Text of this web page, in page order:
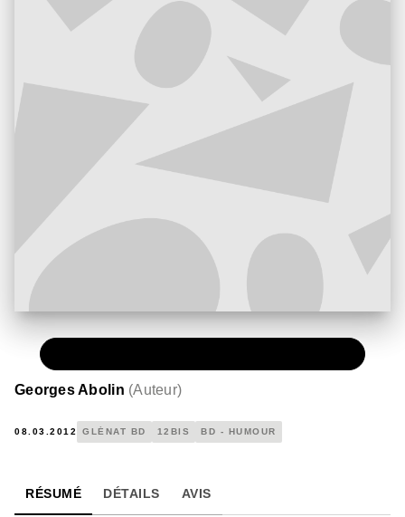
Georges Abolin (Auteur)
08.03.2012 GLÉNAT BD 12BIS BD - HUMOUR
RÉSUMÉ DÉTAILS AVIS